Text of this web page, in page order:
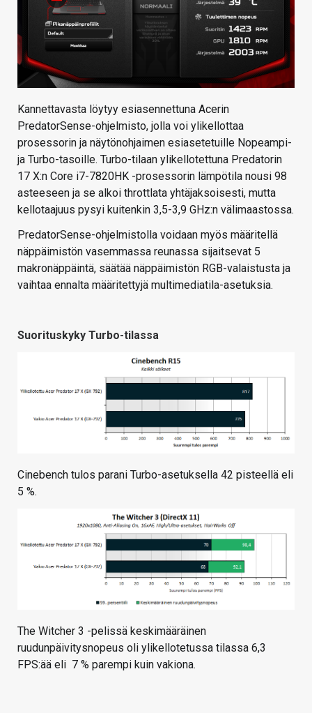
Kannettavasta löytyy esiasennettuna Acerin
PredatorSense-ohjelmisto, jolla voi ylikellottaa
prosessorin ja näytönohjaimen esiasetetuille Nopeampi-
ja Turbo-tasoille. Turbo-tilaan ylikellotettuna Predatorin
17 X:n Core i7-7820HK -prosessorin lämpötila nousi 98
asteeseen ja se alkoi throttlata yhtäjaksoisesti, mutta
kellotaajuus pysyi kuitenkin 3,5-3,9 GHz:n välimaastossa.
PredatorSense-ohjelmistolla voidaan myös määritellä
näppäimistön vasemmassa reunassa sijaitsevat 5
makronäppäintä, säätää näppäimistön RGB-valaistusta ja
vaihtaa ennalta määritettyjä multimediatila-asetuksia.
Suorituskyky Turbo-tilassa
Cinebench tulos parani Turbo-asetuksella 42 pisteellä eli
5 %.
The Witcher 3 -pelissä keskimääräinen
ruudunpäivitysnopeus oli ylikellotetussa tilassa 6,3
FPS:ää eli 7 % parempi kuin vakiona.